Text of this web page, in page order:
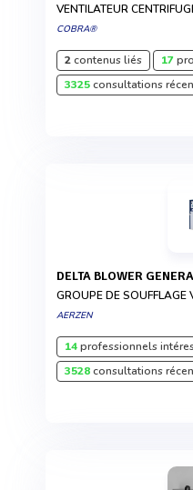
VENTILATEUR
COBRA®
2contenus liés 17
3325consultations
DELTA BLOWER
GROUPE DE SOUFFLAGE
AERZEN
14professionnels
3528consultations